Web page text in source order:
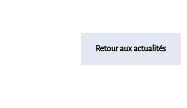
Retour aux actualités